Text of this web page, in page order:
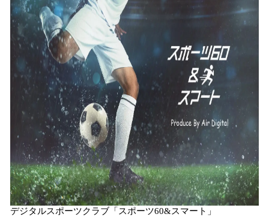
デジタルスポーツクラブ「スポーツ60&スマート」